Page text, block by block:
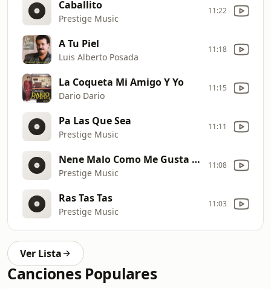
Caballito
Prestige Music
11:22
A Tu Piel
Luis Alberto Posada
11:18
La Coqueta Mi Amigo Y Yo
Dario Dario
11:15
Pa Las Que Sea
Prestige Music
11:11
Nene Malo Como Me Gusta La Noche
Prestige Music
11:08
Ras Tas Tas
Prestige Music
11:03
Ver Lista
Canciones Populares